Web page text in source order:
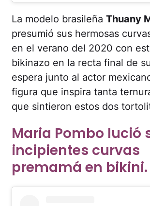
La modelo brasileña Thuany
presumió sus hermosas
en el verano del 2020 con
bikinazo en la recta final de
espera junto al actor
figura que inspira tanta
que sintieron estos dos
Maria Pombo lució
incipientes curvas
premamá en bikini.